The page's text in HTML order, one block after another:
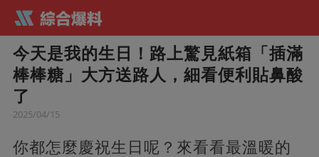
今天是我的生日！路上驚見紙箱「插滿
棒棒糖」大方送路人，細看便利貼鼻酸
了
2025/04/15
你都怎麼慶祝生日呢？來看看最溫暖的